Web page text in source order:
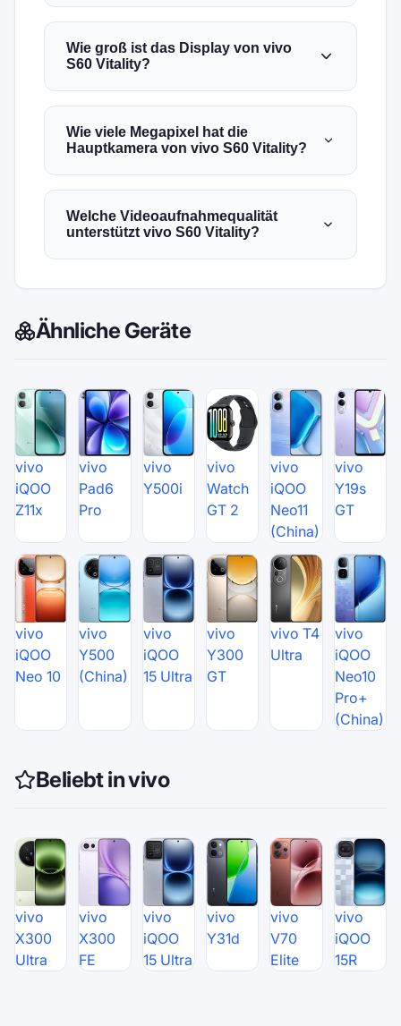
Wie groß ist das Display von vivo
S60 Vitality?
Wie viele Megapixel hat die
Hauptkamera von vivo S60 Vitality?
Welche Videoaufnahmequalität
unterstützt vivo S60 Vitality?
Ähnliche Geräte
vivo
iQOO
Z11x
vivo
Pad6
Pro
vivo
Y500i
vivo
Watch
GT 2
vivo
iQOO
Neo11
(China)
vivo
Y19s
GT
vivo
iQOO
Neo 10
vivo
Y500
(China)
vivo
iQOO
15 Ultra
vivo
Y300
GT
vivo T4
Ultra
vivo
iQOO
Neo10
Pro+
(China)
Beliebt in vivo
vivo
X300
Ultra
vivo
X300
FE
vivo
iQOO
15 Ultra
vivo
Y31d
vivo
V70
Elite
vivo
iQOO
15R